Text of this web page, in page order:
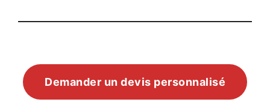
Demander un devis personnalisé